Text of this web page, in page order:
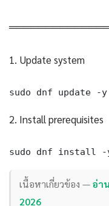
1. Update system
sudo dnf update -y
2. Install prerequisites
sudo dnf install
เนื้อหาเกี่ยวข้อง —อ่า
2026